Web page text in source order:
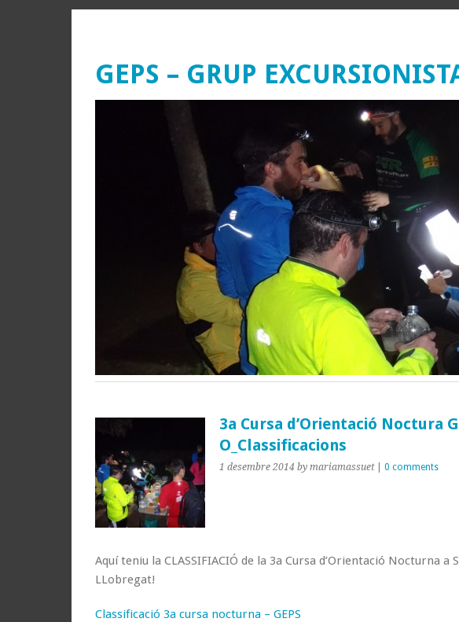
GEPS – GRUP
3a Cursa d’Orientació Noctura
O_Classificacions
1 desembre 2014 by mariamassuet| 0 comments
Aquí teniu la CLASSIFIACIÓ de la 3a Cursa d’Orientació Nocturna a
LLobregat!
Classificació 3a cursa nocturna – GEPS